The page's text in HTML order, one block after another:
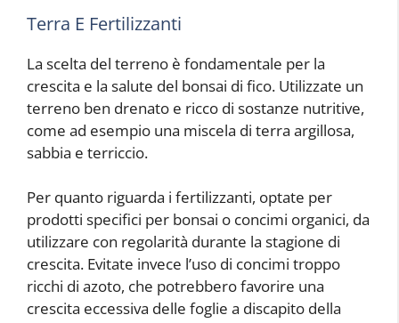
Terra E Fertilizzanti
La scelta del terreno è fondamentale per la
crescita e la salute del bonsai di fico. Utilizzate un
terreno ben drenato e ricco di sostanze nutritive,
come ad esempio una miscela di terra argillosa,
sabbia e terriccio.
Per quanto riguarda i fertilizzanti, optate per
prodotti specifici per bonsai o concimi organici, da
utilizzare con regolarità durante la stagione di
crescita. Evitate invece l’uso di concimi troppo
ricchi di azoto, che potrebbero favorire una
crescita eccessiva delle foglie a discapito della